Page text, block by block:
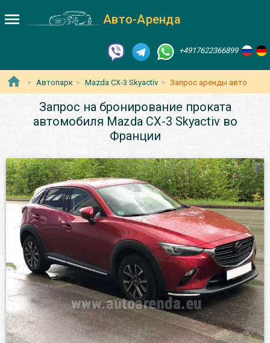
Авто-Аренда
+4917622366899
Автопарк Mazda CX-3 Skyactiv Запрос аренды авто
Запрос на бронирование проката
автомобиля Mazda CX-3 Skyactiv во
Франции